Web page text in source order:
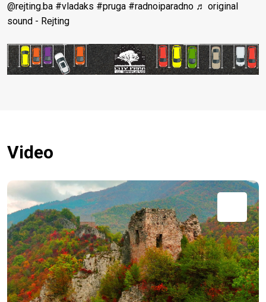
@rejting.ba #vladaks #pruga #radnoiparadno ♬ original
sound - Rejting
Video